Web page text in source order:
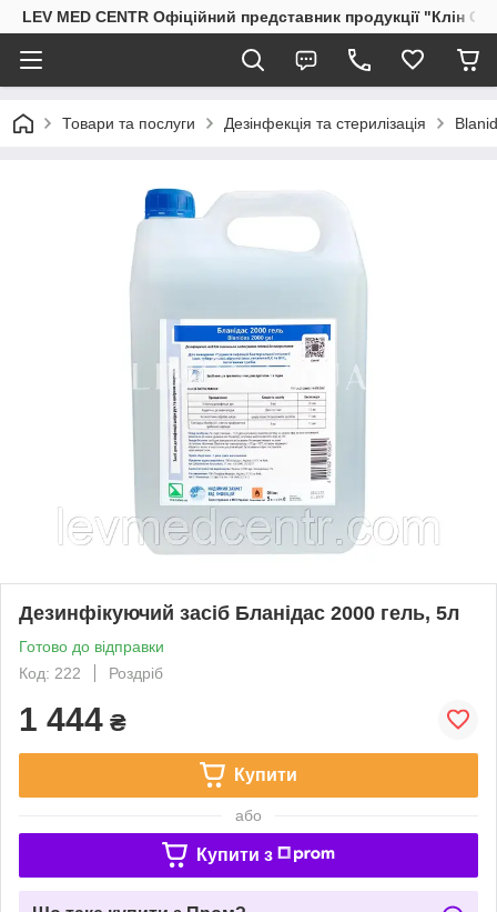
LEV MED CENTR Офіційний представник продукції "Клін
Товари та послуги Дезінфекція та стерилізація
Дезинфікуючий засіб Бланідас 2000 гель, 5л
Готово до відправки
Код: 222
Роздріб
1 444 ₴
Купити
або
Купити з